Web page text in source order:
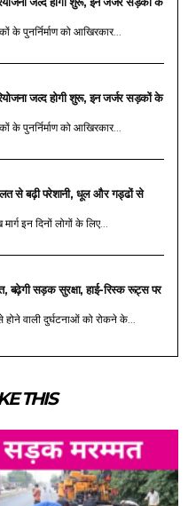
पुनर्निर्माण को आखिरकार...
जल्द होगी शुरू, इन जर्जर सड़कों के
पुनर्निर्माण को आखिरकार...
से बढ़ी परेशानी, धूल और गड्ढों से
इन दिनों लोगों के लिए...
बढ़ेगी सड़क सुरक्षा, हाई-रिस्क रूट्स पर
होने वाली दुर्घटनाओं को रोकने के...
THIS